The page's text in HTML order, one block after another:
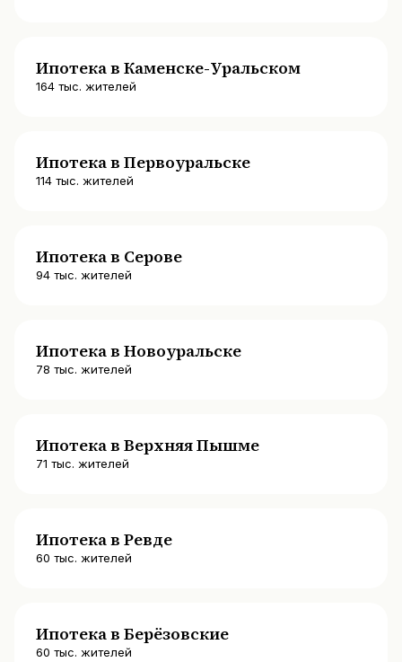
Ипотека в Каменске-Уральском
164 тыс. жителей
Ипотека в Первоуральске
114 тыс. жителей
Ипотека в Серове
94 тыс. жителей
Ипотека в Новоуральске
78 тыс. жителей
Ипотека в Верхняя Пышме
71 тыс. жителей
Ипотека в Ревде
60 тыс. жителей
Ипотека в Берёзовские
60 тыс. жителей